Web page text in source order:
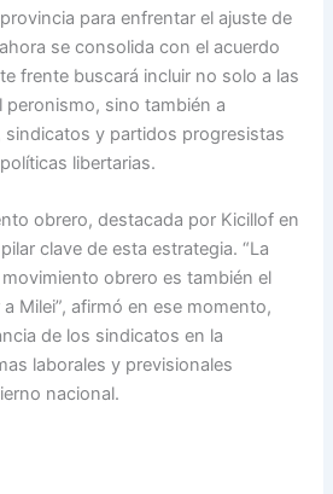
para enfrentar el ajuste de
se consolida con el acuerdo
frente buscará incluir no solo a las
sino también a
y partidos progresistas
libertarias.
obrero, destacada por Kicillof en
clave de esta estrategia. “La
obrero es también el
Milei”, afirmó en ese momento,
de los sindicatos en la
laborales y previsionales
nacional.